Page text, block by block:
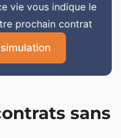
vie vous indique le
prochain contrat
sans